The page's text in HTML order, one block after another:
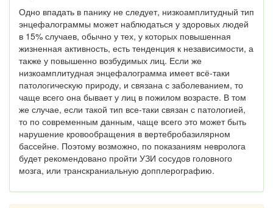
Одно впадать в панику не следует, низкоамплитудный тип
энцефалограммы может наблюдаться у здоровых людей
в 15% случаев, обычно у тех, у которых повышенная
жизненная активность, есть тенденция к независимости, а
также у повышенно возбудимых лиц. Если же
низкоамплитудная энцефалограмма имеет всё-таки
патологическую природу, и связана с заболеванием, то
чаще всего она бывает у лиц в пожилом возрасте. В том
же случае, если такой тип все-таки связан с патологией,
то по современным данным, чаще всего это может быть
нарушение кровообращения в вертебробазилярном
бассейне. Поэтому возможно, по показаниям невролога
будет рекомендовано пройти УЗИ сосудов головного
мозга, или транскраниальную допплерографию.